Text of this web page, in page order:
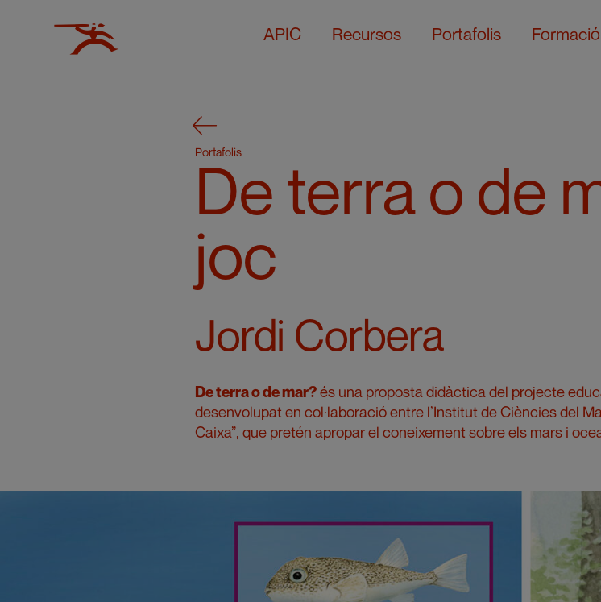
APIC Recursos Portafolis Formació
Portafolis
De terra o de
joc
Jordi Corbera
De terra o de mar?és una proposta didàctica del projecte
desenvolupat en col·laboració entre l’Institut de Ciències del
Caixa”, que pretén apropar el coneixement sobre els mars i